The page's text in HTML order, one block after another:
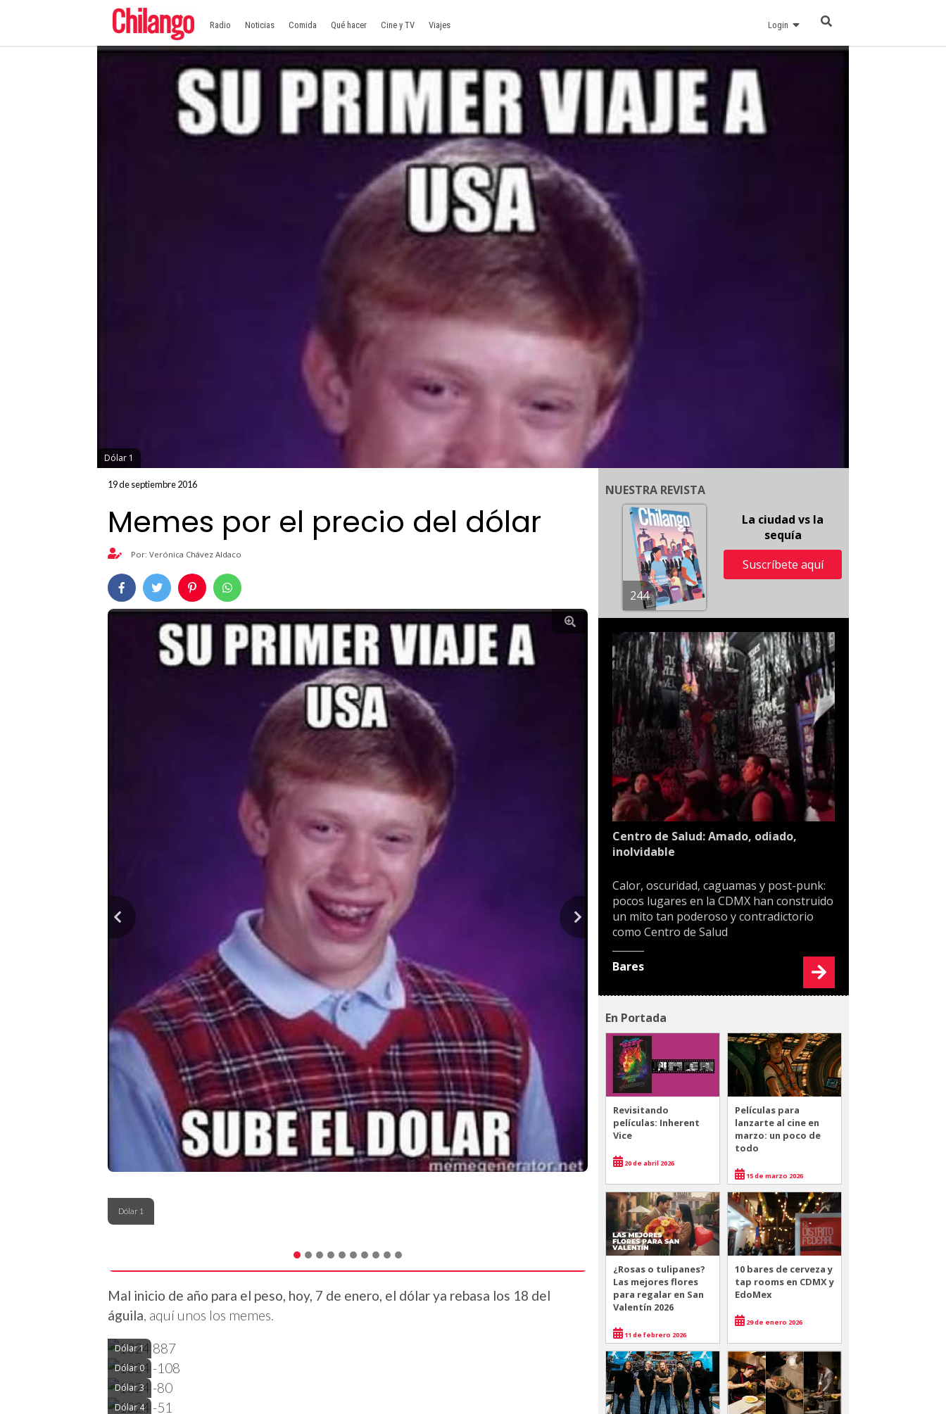
Radio Noticias Comida Qué hacer Cine y TV Viajes Login
Dólar 1
19 de septiembre 2016
Memes por el precio del dólar
Por: Verónica Chávez Aldaco
Dólar 1
Mal inicio de año para el peso, hoy, 7 de enero, el dólar ya rebasa los 18 del
águila, aquí unos los memes.
Dólar 1
Dólar 0
Dólar 3
Dólar 4
NUESTRA REVISTA
244
La ciudad vs la
sequía
Suscríbete aquí
Centro de Salud: Amado, odiado,
inolvidable
Calor, oscuridad, caguamas y post-punk:
pocos lugares en la CDMX han construido
un mito tan poderoso y contradictorio
como Centro de Salud
Bares
En Portada
Revisitando
películas: Inherent
Vice
20 de abril 2026
Películas para
lanzarte al cine en
marzo: un poco de
todo
15 de marzo 2026
¿Rosas o tulipanes?
Las mejores flores
para regalar en San
Valentín 2026
11 de febrero 2026
10 bares de cerveza y
tap rooms en CDMX y
EdoMex
29 de enero 2026